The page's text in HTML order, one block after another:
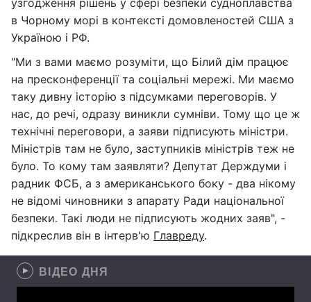
узгодження рішень у сфері безпеки судноплавства
в Чорному морі в контексті домовленостей США з
Україною і РФ.
"Ми з вами маємо розуміти, що Білий дім працює
на пресконференції та соціальні мережі. Ми маємо
таку дивну історію з підсумками переговорів. У
нас, до речі, одразу виникли сумніви. Тому що це ж
технічні переговори, а заяви підписують міністри.
Міністрів там не було, заступників міністрів теж не
було. То кому там заявляти? Депутат Держдуми і
радник ФСБ, а з американського боку - два нікому
не відомі чиновники з апарату Ради національної
безпеки. Такі люди не підписують жодних заяв", -
підкреслив він в інтерв'ю Главреду.
ВІДЕО ДНЯ